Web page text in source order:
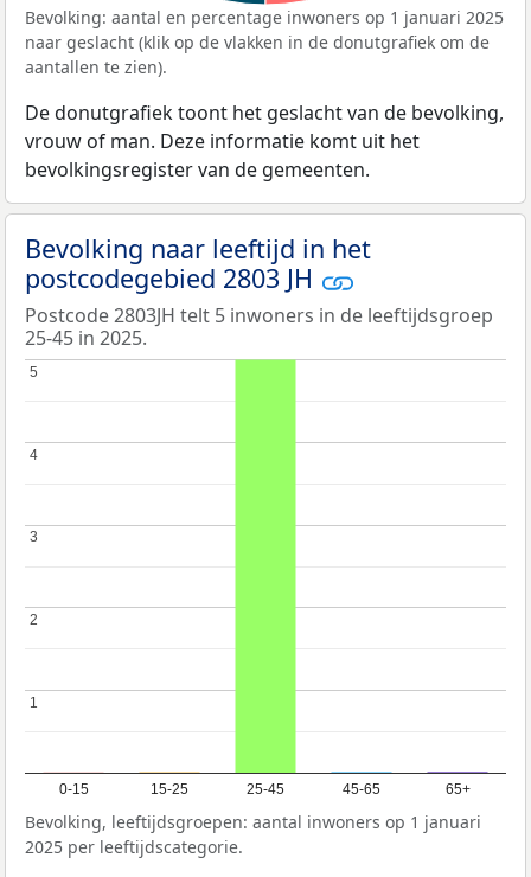
Bevolking: aantal en percentage inwoners op 1 januari 2025
naar geslacht (klik op de vlakken in de donutgrafiek om de
aantallen te zien).
De donutgrafiek toont het geslacht van de bevolking,
vrouw of man. Deze informatie komt uit het
bevolkingsregister van de gemeenten.
Bevolking naar leeftijd in het
postcodegebied 2803 JH
Postcode 2803JH telt 5 inwoners in de leeftijdsgroep
25-45 in 2025.
0-15 15-25 25-45 45-65 65+
11
2
2
3
3
4
4
5
5
Bevolking, leeftijdsgroepen: aantal inwoners op 1 januari
2025 per leeftijdscategorie.